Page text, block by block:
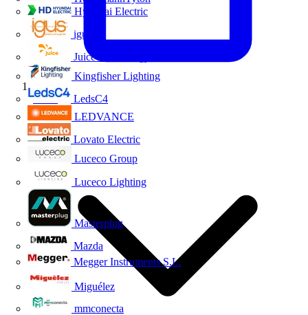
Hyundai Electric
igus
Juice Technology
Kingfisher Lighting
LedsC4
LEDVANCE
Lovato Electric
Luceco Group
Luceco Lighting
Masterplug
Mazda
Megger Instruments S.L.
Miguélez
mmconecta
Inicio